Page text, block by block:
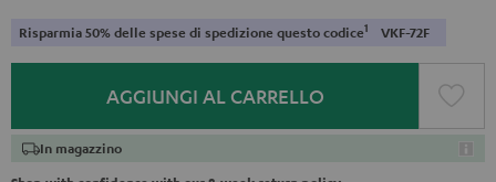
Risparmia 50% delle spese di spedizione questo codice1 VKF-72F
AGGIUNGI AL CARRELLO
In magazzino